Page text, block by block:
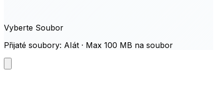
Vyberte Soubor
Přijaté soubory: AIát · Max 100 MB na soubor